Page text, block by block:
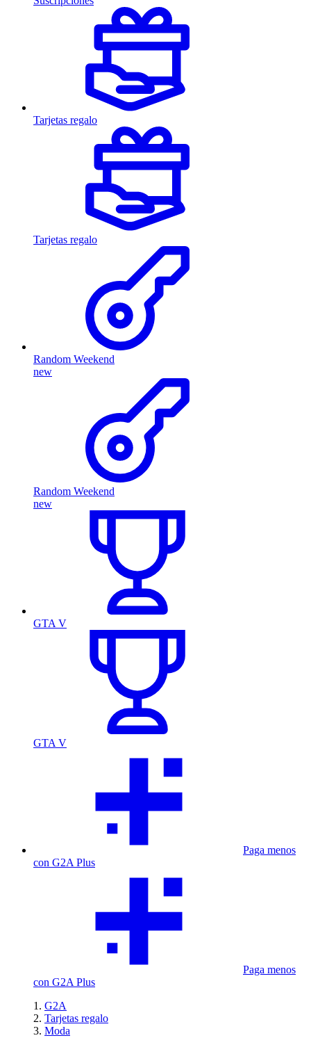
Tarjetas regalo
Tarjetas regalo
Random Weekend
new
Random Weekend
new
GTA V
GTA V
Paga menos
con G2A Plus
Paga menos
con G2A Plus
G2A
Tarjetas regalo
Moda